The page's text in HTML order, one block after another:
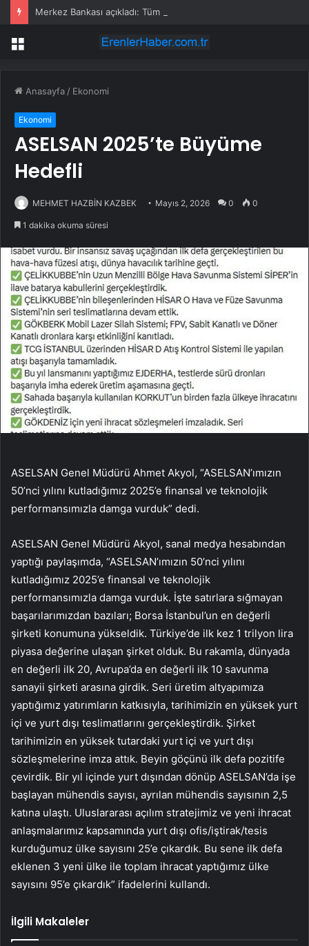
Merkez Bankası açıkladı: Tüm banknotlar değişiyor
Menü
Anasayfa / Ekonomi
Ekonomi
ASELSAN 2025’te Büyüme
Hedefli
MEHMET HAZBİN KAZBEK Mayıs 2, 2026 0 0
1 dakika okuma süresi
ASELSAN Genel Müdürü Ahmet Akyol, “ASELSAN’ımızın
50’nci yılını kutladığımız 2025’e finansal ve teknolojik
performansımızla damga vurduk” dedi.
ASELSAN Genel Müdürü Akyol, sanal medya hesabından
yaptığı paylaşımda, “ASELSAN’ımızın 50’nci yılını
kutladığımız 2025’e finansal ve teknolojik
performansımızla damga vurduk. İşte satırlara sığmayan
başarılarımızdan bazıları; Borsa İstanbul’un en değerli
şirketi konumuna yükseldik. Türkiye’de ilk kez 1 trilyon lira
piyasa değerine ulaşan şirket olduk. Bu rakamla, dünyada
en değerli ilk 20, Avrupa’da en değerli ilk 10 savunma
sanayii şirketi arasına girdik. Seri üretim altyapımıza
yaptığımız yatırımların katkısıyla, tarihimizin en yüksek yurt
içi ve yurt dışı teslimatlarını gerçekleştirdik. Şirket
tarihimizin en yüksek tutardaki yurt içi ve yurt dışı
sözleşmelerine imza attık. Beyin göçünü ilk defa pozitife
çevirdik. Bir yıl içinde yurt dışından dönüp ASELSAN’da işe
başlayan mühendis sayısı, ayrılan mühendis sayısının 2,5
katına ulaştı. Uluslararası açılım stratejimiz ve yeni ihracat
anlaşmalarımız kapsamında yurt dışı ofis/iştirak/tesis
kurduğumuz ülke sayısını 25’e çıkardık. Bu sene ilk defa
eklenen 3 yeni ülke ile toplam ihracat yaptığımız ülke
sayısını 95’e çıkardık” ifadelerini kullandı.
İlgili Makaleler